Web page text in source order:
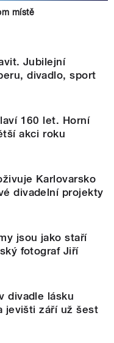
místě
Jubilejní
divadlo, sport
160 let. Horní
akci roku
Karlovarsko
divadelní projekty
jsou jako staří
fotograf Jiří
divadle lásku
jevišti září už šest